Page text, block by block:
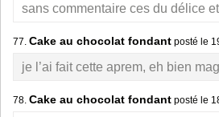
sans commentaire ces du délice
77. Cake au chocolat fondant posté le
je l’ai fait cette aprem, eh bien
78. Cake au chocolat fondant posté le